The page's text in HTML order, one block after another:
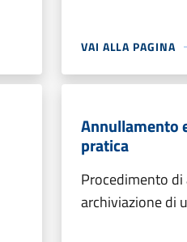
VAI ALLA PAGINA
Annullamento
pratica
Procedimento
archiviazione di